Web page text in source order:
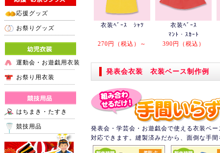
応援グッズ
お祭りグッズ
運動会・お遊戯用衣装
お祭り用衣装
はちまき・たすき
競技用品
衣装ﾍﾞｰｽ ｼｬﾂ
270円（税込）～
衣装ﾍﾞｰｽ
ﾏﾝﾄ・ｽｶｰﾄ
390円（税込）
発表会衣装 衣装ベース制作例
発表会・学芸会・お遊戯会で使える衣装ベ
対応できます。縫製済みだから、面倒な手